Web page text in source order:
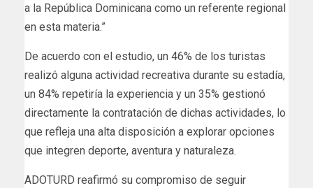
a la República Dominicana como un referente regional
en esta materia.”
De acuerdo con el estudio, un 46% de los turistas
realizó alguna actividad recreativa durante su estadía,
un 84% repetiría la experiencia y un 35% gestionó
directamente la contratación de dichas actividades, lo
que refleja una alta disposición a explorar opciones
que integren deporte, aventura y naturaleza.
ADOTURD reafirmó su compromiso de seguir